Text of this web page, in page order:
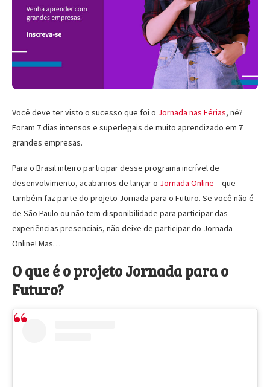
Você deve ter visto o sucesso que foi o Jornada nas Férias, né?
Foram 7 dias intensos e superlegais de muito aprendizado em 7
grandes empresas.
Para o Brasil inteiro participar desse programa incrível de
desenvolvimento, acabamos de lançar o Jornada Online – que
também faz parte do projeto Jornada para o Futuro. Se você não é
de São Paulo ou não tem disponibilidade para participar das
experiências presenciais, não deixe de participar do Jornada
Online! Mas…
O que é o projeto Jornada para o
Futuro?